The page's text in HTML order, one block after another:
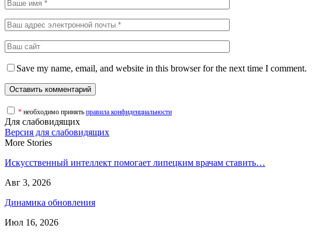
Save my name, email, and website in this browser for the next time I comment.
* необходимо принять правила конфиденциальности
Для слабовидящих
Версия для слабовидящих
More Stories
Искусственный интеллект помогает липецким врачам ставить…
Авг 3, 2026
Динамика обновления
Июл 16, 2026